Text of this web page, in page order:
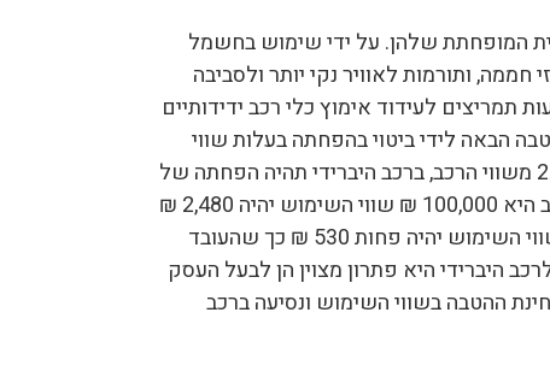
המופחתת שלהן. על ידי שימוש בחשמל
חממה, ותורמות לאוויר נקי יותר ולסביבה
תמריצים לעידוד אימוץ כלי רכב ידידותיים
הבאה לידי ביטוי בהפחתה בעלות שווי
השימוש לעובד. שווי השימוש לרכב עומד היום על 2.48% משווי הרכב, ברכב היברידי תהיה הפחתה של
530 ₪ מעלות שווי השימוש לשם הדגמה אם עלות הרכב היא 100,000 ₪ שווי השימוש יהיה 2,480 ₪
ברכב בעל מנוע בעירה בלבד לעומת זאת, ברכב היברידי שווי השימוש יהיה פחות 530 ₪ כך שהעובד
ליסינג לרכב היברידי היא פתרון מצוין הן לבעל העסק
ההטבה בשווי השימוש ונסיעה ברכב